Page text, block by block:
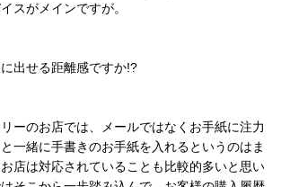
スがメインですが。
出せる距離感ですか!?
ーのお店では、メールではなくお手紙に注力
一緒に手書きのお手紙を入れるというのはま
店は対応されていることも比較的多いと思い